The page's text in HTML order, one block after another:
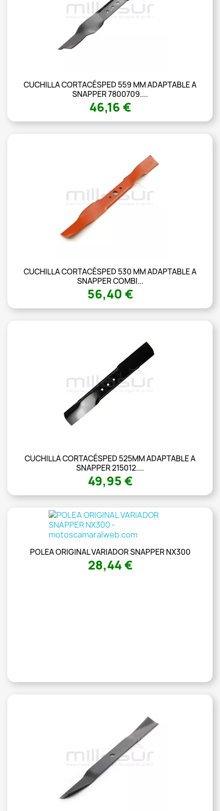
CUCHILLA CORTACÉSPED 559 MM ADAPTABLE A
SNAPPER 7800709....
46,16 €
CUCHILLA CORTACÉSPED 530 MM ADAPTABLE A
SNAPPER COMBI...
56,40 €
CUCHILLA CORTACÉSPED 525MM ADAPTABLE A
SNAPPER 215012....
49,95 €
POLEA ORIGINAL VARIADOR SNAPPER NX300
28,44 €